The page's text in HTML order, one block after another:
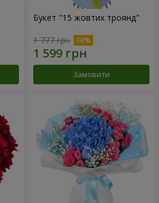
Букет "15 жовтих троянд"
1 777 грн
Замовити